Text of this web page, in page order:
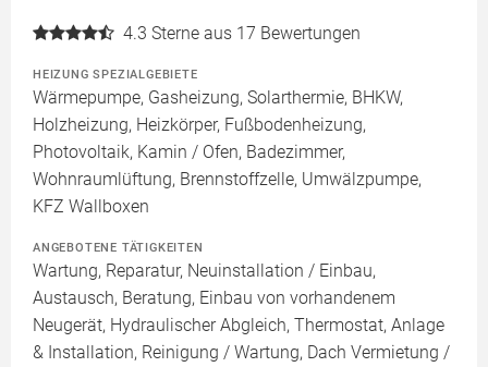
4.3 Sterne aus 17 Bewertungen
HEIZUNG SPEZIALGEBIETE
Wärmepumpe, Gasheizung, Solarthermie, BHKW,
Holzheizung, Heizkörper, Fußbodenheizung,
Photovoltaik, Kamin / Ofen, Badezimmer,
Wohnraumlüftung, Brennstoffzelle, Umwälzpumpe,
KFZ Wallboxen
ANGEBOTENE TÄTIGKEITEN
Wartung, Reparatur, Neuinstallation / Einbau,
Austausch, Beratung, Einbau von vorhandenem
Neugerät, Hydraulischer Abgleich, Thermostat, Anlage
& Installation, Reinigung / Wartung, Dach Vermietung /